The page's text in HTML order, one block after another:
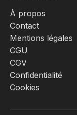
À propos
Contact
Mentions légales
CGU
CGV
Confidentialité
Cookies